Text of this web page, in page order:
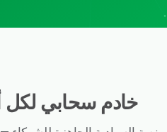
خادم سحابي لكل